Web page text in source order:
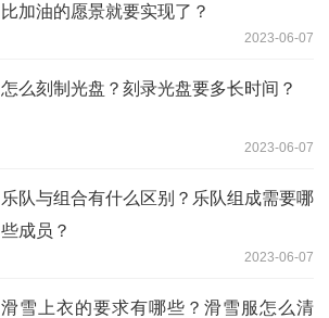
比加油的愿景就要实现了？
2023-06-07
怎么刻制光盘？刻录光盘要多长时间？
2023-06-07
乐队与组合有什么区别？乐队组成需要哪
些成员？
2023-06-07
滑雪上衣的要求有哪些？滑雪服怎么清